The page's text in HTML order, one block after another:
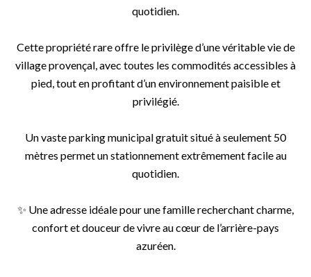
quotidien.
Cette propriété rare offre le privilège d’une véritable vie de
village provençal, avec toutes les commodités accessibles à
pied, tout en profitant d’un environnement paisible et
privilégié.
Un vaste parking municipal gratuit situé à seulement 50
mètres permet un stationnement extrêmement facile au
quotidien.
✨ Une adresse idéale pour une famille recherchant charme,
confort et douceur de vivre au cœur de l’arrière-pays
azuréen.